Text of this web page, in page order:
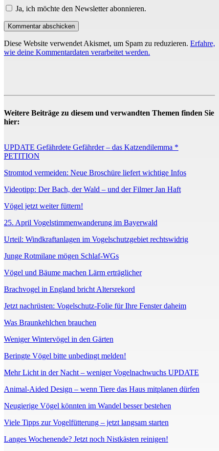
Ja, ich möchte den Newsletter abonnieren.
Diese Website verwendet Akismet, um Spam zu reduzieren. Erfahre,
wie deine Kommentardaten verarbeitet werden.
Weitere Beiträge zu diesem und verwandten Themen finden Sie
hier:
UPDATE Gefährdete Gefährder – das Katzendilemma *
PETITION
Stromtod vermeiden: Neue Broschüre liefert wichtige Infos
Videotipp: Der Bach, der Wald – und der Filmer Jan Haft
Vögel jetzt weiter füttern!
25. April Vogelstimmenwanderung im Bayerwald
Urteil: Windkraftanlagen im Vogelschutzgebiet rechtswidrig
Junge Rotmilane mögen Schlaf-WGs
Vögel und Bäume machen Lärm erträglicher
Brachvogel in England bricht Altersrekord
Jetzt nachrüsten: Vogelschutz-Folie für Ihre Fenster daheim
Was Braunkehlchen brauchen
Weniger Wintervögel in den Gärten
Beringte Vögel bitte unbedingt melden!
Mehr Licht in der Nacht – weniger Vogelnachwuchs UPDATE
Animal-Aided Design – wenn Tiere das Haus mitplanen dürfen
Neugierige Vögel könnten im Wandel besser bestehen
Viele Tipps zur Vogelfütterung – jetzt langsam starten
Langes Wochenende? Jetzt noch Nistkästen reinigen!